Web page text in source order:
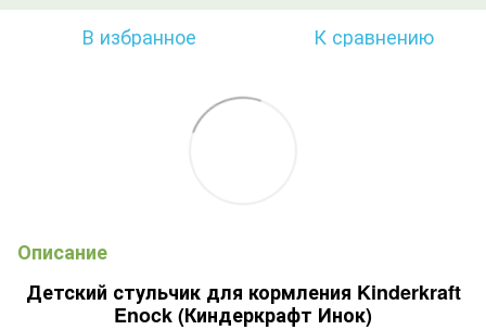
В избранное К сравнению
Описание
Детский стульчик для кормления Kinderkraft
Enock (Киндеркрафт Инок)